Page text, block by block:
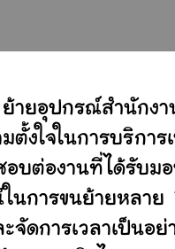
ายอุปกรณ์สำนักง
ใจในการบริการ
อบต่องานที่ได้รับ
นการขนย้ายหลา
จัดการเวลาเป็นอ